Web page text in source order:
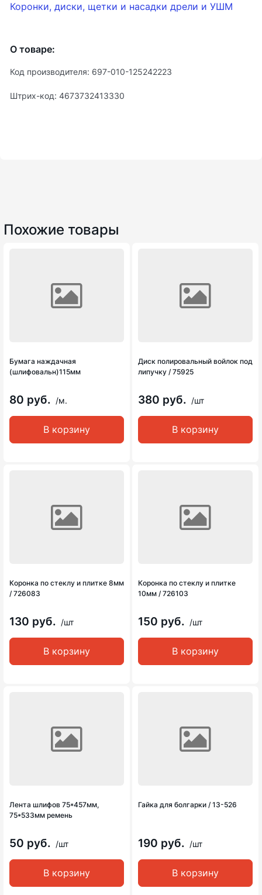
Коронки, диски, щетки и насадки дрели и УШМ
О товаре:
Код производителя: 697-010-125242223
Штрих-код: 4673732413330
Похожие товары
Бумага наждачная
(шлифовальн)115мм
80 руб. /м.
В корзину
Диск полировальный войлок под
липучку / 75925
380 руб. /шт
В корзину
Коронка по стеклу и плитке 8мм
/ 726083
130 руб. /шт
В корзину
Коронка по стеклу и плитке
10мм / 726103
150 руб. /шт
В корзину
Лента шлифов 75*457мм,
75*533мм ремень
50 руб. /шт
В корзину
Гайка для болгарки / 13-526
190 руб. /шт
В корзину